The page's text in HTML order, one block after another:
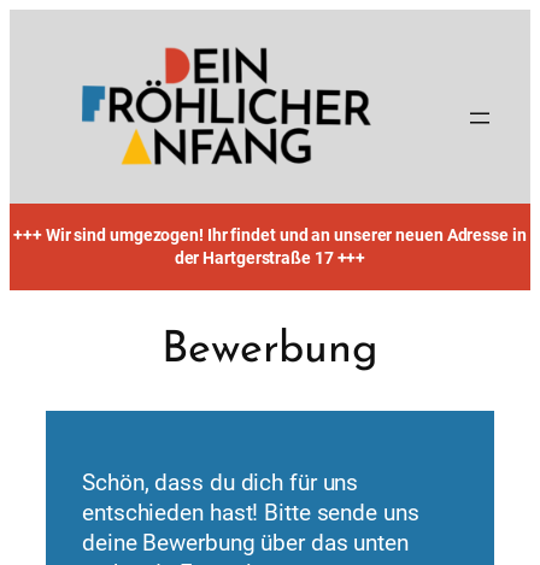
springen
+++ Wir sind umgezogen! Ihr findet und an unserer neuen Adresse in
der Hartgerstraße 17 +++
Bewerbung
Schön, dass du dich für uns
entschieden hast! Bitte sende uns
deine Bewerbung über das unten